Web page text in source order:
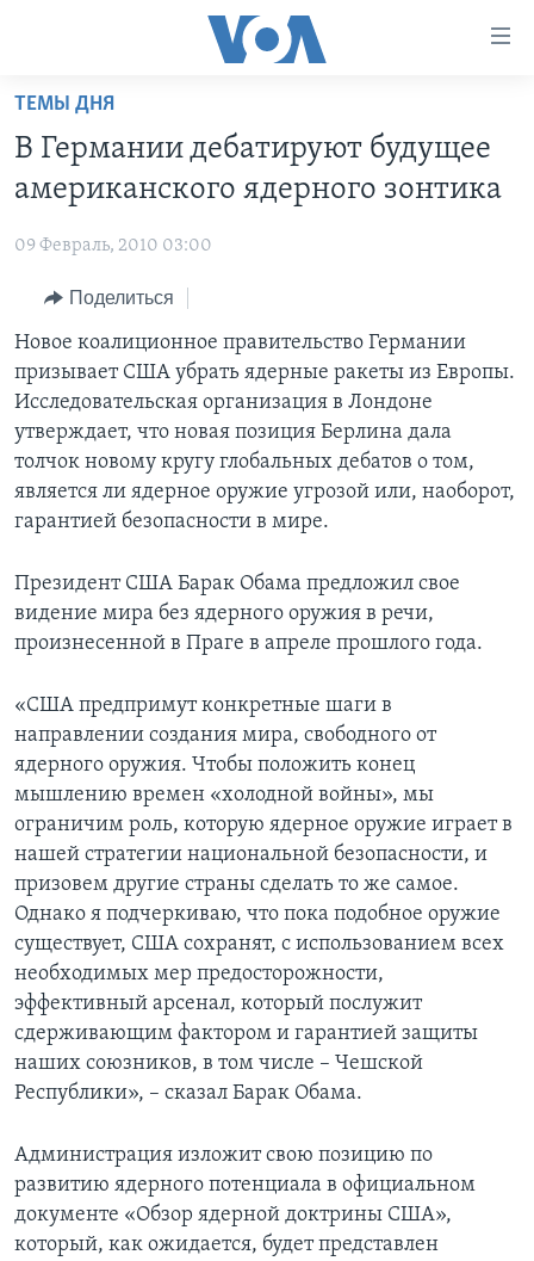
Перейти
основной
контент
Перейти
навигации
Перейти
поиск
ПРОГРАММЫ
НОВОСТИ ЗА МИНУТУ
ИТОГИ
ПОЧЕМУ ЭТО ВАЖНО?
ДИСКУССИЯ VOA
ДЕТАЛИ
НЬЮ-ЙОРК NEW YORK
АМЕРИКА. БОЛЬШОЕ ПУТЕШЕСТВИЕ
ПРОЕКТЫ
УЧИМ АНГЛИЙСКИЙ
НАША АМЕРИКАНСКАЯ ИСТОРИЯ
А КАК В АМЕРИКЕ?
АМЕРИКАНСКИЕ ГОРОДКИ
ТЕСТЫ
ЭКСПЕРТИЗА
ИНТЕРВЬЮ
ФАКТЫ ПРОТИВ ФЕЙКОВ
ЗА СВОБОДУ ПРЕССЫ
УЧИМ АНГЛИЙСКИЙ
ВИДЕО
ПОДПИСКА НА НОВОСТИ
Learning English
СОЦИАЛЬНЫЕ СЕТИ
Языки
ТЕМЫ ДНЯ
В Германии дебатируют будущее
американского ядерного зонтика
09 Февраль, 2010 03:00
Поделиться
Новое коалиционное правительство Германии
призывает США убрать ядерные ракеты из Европы.
Исследовательская организация в Лондоне
утверждает, что новая позиция Берлина дала
толчок новому кругу глобальных дебатов о том,
является ли ядерное оружие угрозой или, наоборот,
гарантией безопасности в мире.
Президент США Барак Обама предложил свое
видение мира без ядерного оружия в речи,
произнесенной в Праге в апреле прошлого года.
«США предпримут конкретные шаги в
направлении создания мира, свободного от
ядерного оружия. Чтобы положить конец
мышлению времен «холодной войны», мы
ограничим роль, которую ядерное оружие играет в
нашей стратегии национальной безопасности, и
призовем другие страны сделать то же самое.
Однако я подчеркиваю, что пока подобное оружие
существует, США сохранят, с использованием всех
необходимых мер предосторожности,
эффективный арсенал, который послужит
сдерживающим фактором и гарантией защиты
наших союзников, в том числе – Чешской
Республики», – сказал Барак Обама.
Администрация изложит свою позицию по
развитию ядерного потенциала в официальном
документе «Обзор ядерной доктрины США»,
который, как ожидается, будет представлен